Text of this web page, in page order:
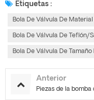
Etiquetas :
Bola De Válvula De
Bola De Válvula De Teflón/
Bola De Válvula De
Anterior
Piezas de la